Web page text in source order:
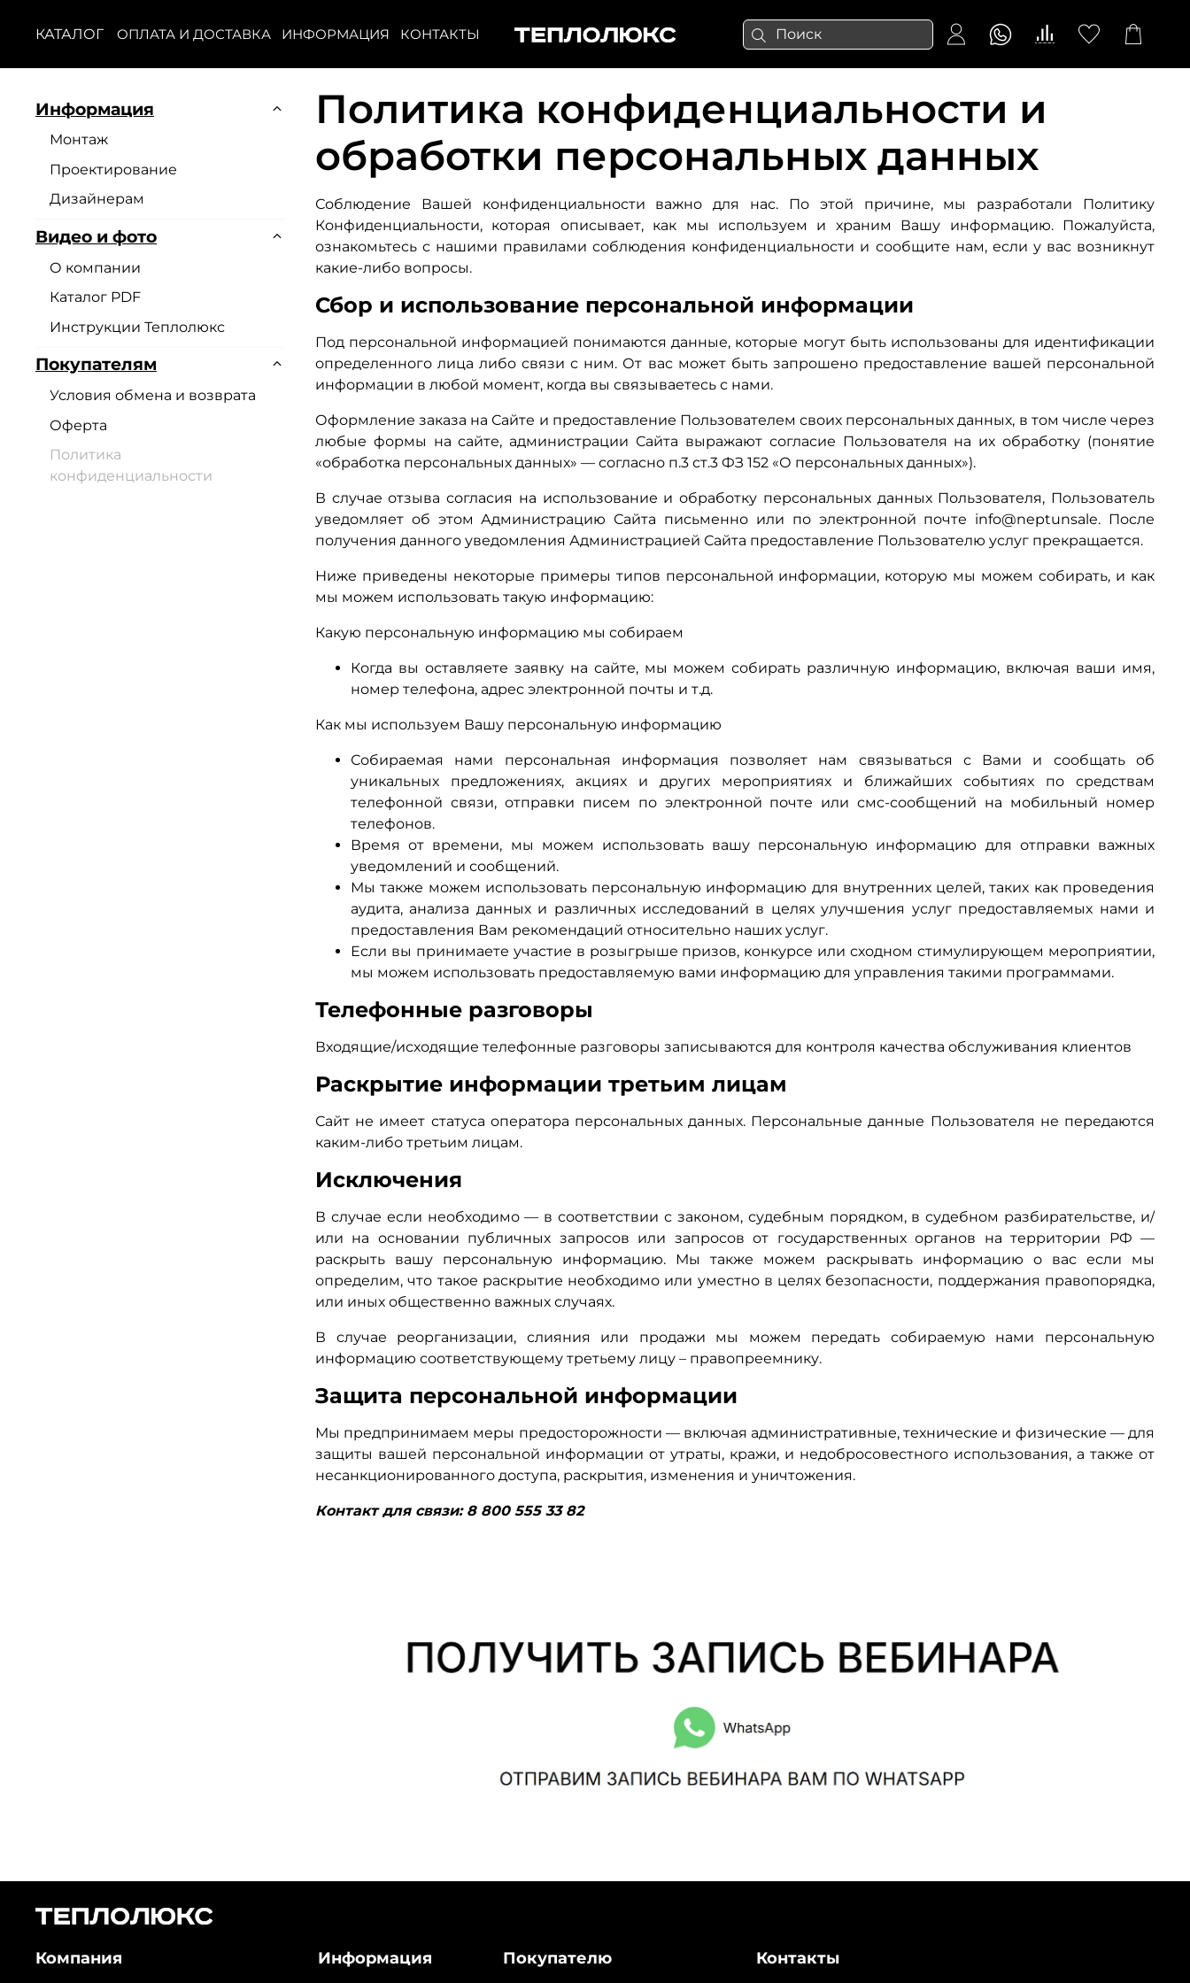
КАТАЛОГ ОПЛАТА И ДОСТАВКА ИНФОРМАЦИЯ КОНТАКТЫ
Политика конфиденциальности и
обработки персональных данных
Соблюдение Вашей конфиденциальности важно для нас. По этой причине, мы разработали Политику
Конфиденциальности, которая описывает, как мы используем и храним Вашу информацию. Пожалуйста,
ознакомьтесь с нашими правилами соблюдения конфиденциальности и сообщите нам, если у вас возникнут
какие-либо вопросы.
Сбор и использование персональной информации
Под персональной информацией понимаются данные, которые могут быть использованы для идентификации
определенного лица либо связи с ним. От вас может быть запрошено предоставление вашей персональной
информации в любой момент, когда вы связываетесь с нами.
Оформление заказа на Сайте и предоставление Пользователем своих персональных данных, в том числе через
любые формы на сайте, администрации Сайта выражают согласие Пользователя на их обработку (понятие
«обработка персональных данных» — согласно п.3 ст.3 ФЗ 152 «О персональных данных»).
В случае отзыва согласия на использование и обработку персональных данных Пользователя, Пользователь
уведомляет об этом Администрацию Сайта письменно или по электронной почте info@neptunsale. После
получения данного уведомления Администрацией Сайта предоставление Пользователю услуг прекращается.
Ниже приведены некоторые примеры типов персональной информации, которую мы можем собирать, и как
мы можем использовать такую информацию:
Какую персональную информацию мы собираем
Когда вы оставляете заявку на сайте, мы можем собирать различную информацию, включая ваши имя,
номер телефона, адрес электронной почты и т.д.
Как мы используем Вашу персональную информацию
Собираемая нами персональная информация позволяет нам связываться с Вами и сообщать об
уникальных предложениях, акциях и других мероприятиях и ближайших событиях по средствам
телефонной связи, отправки писем по электронной почте или смс-сообщений на мобильный номер
телефонов.
Время от времени, мы можем использовать вашу персональную информацию для отправки важных
уведомлений и сообщений.
Мы также можем использовать персональную информацию для внутренних целей, таких как проведения
аудита, анализа данных и различных исследований в целях улучшения услуг предоставляемых нами и
предоставления Вам рекомендаций относительно наших услуг.
Если вы принимаете участие в розыгрыше призов, конкурсе или сходном стимулирующем мероприятии,
мы можем использовать предоставляемую вами информацию для управления такими программами.
Телефонные разговоры
Входящие/исходящие телефонные разговоры записываются для контроля качества обслуживания клиентов
Раскрытие информации третьим лицам
Сайт не имеет статуса оператора персональных данных. Персональные данные Пользователя не передаются
каким-либо третьим лицам.
Исключения
В случае если необходимо — в соответствии с законом, судебным порядком, в судебном разбирательстве, и/
или на основании публичных запросов или запросов от государственных органов на территории РФ —
раскрыть вашу персональную информацию. Мы также можем раскрывать информацию о вас если мы
определим, что такое раскрытие необходимо или уместно в целях безопасности, поддержания правопорядка,
или иных общественно важных случаях.
В случае реорганизации, слияния или продажи мы можем передать собираемую нами персональную
информацию соответствующему третьему лицу – правопреемнику.
Защита персональной информации
Мы предпринимаем меры предосторожности — включая административные, технические и физические — для
защиты вашей персональной информации от утраты, кражи, и недобросовестного использования, а также от
несанкционированного доступа, раскрытия, изменения и уничтожения.
Контакт для связи: 8 800 555 33 82
Информация
Монтаж
Проектирование
Дизайнерам
Видео и фото
О компании
Каталог PDF
Инструкции Теплолюкс
Покупателям
Условия обмена и возврата
Оферта
Политика
конфиденциальности
Компания Информация Покупателю Контакты